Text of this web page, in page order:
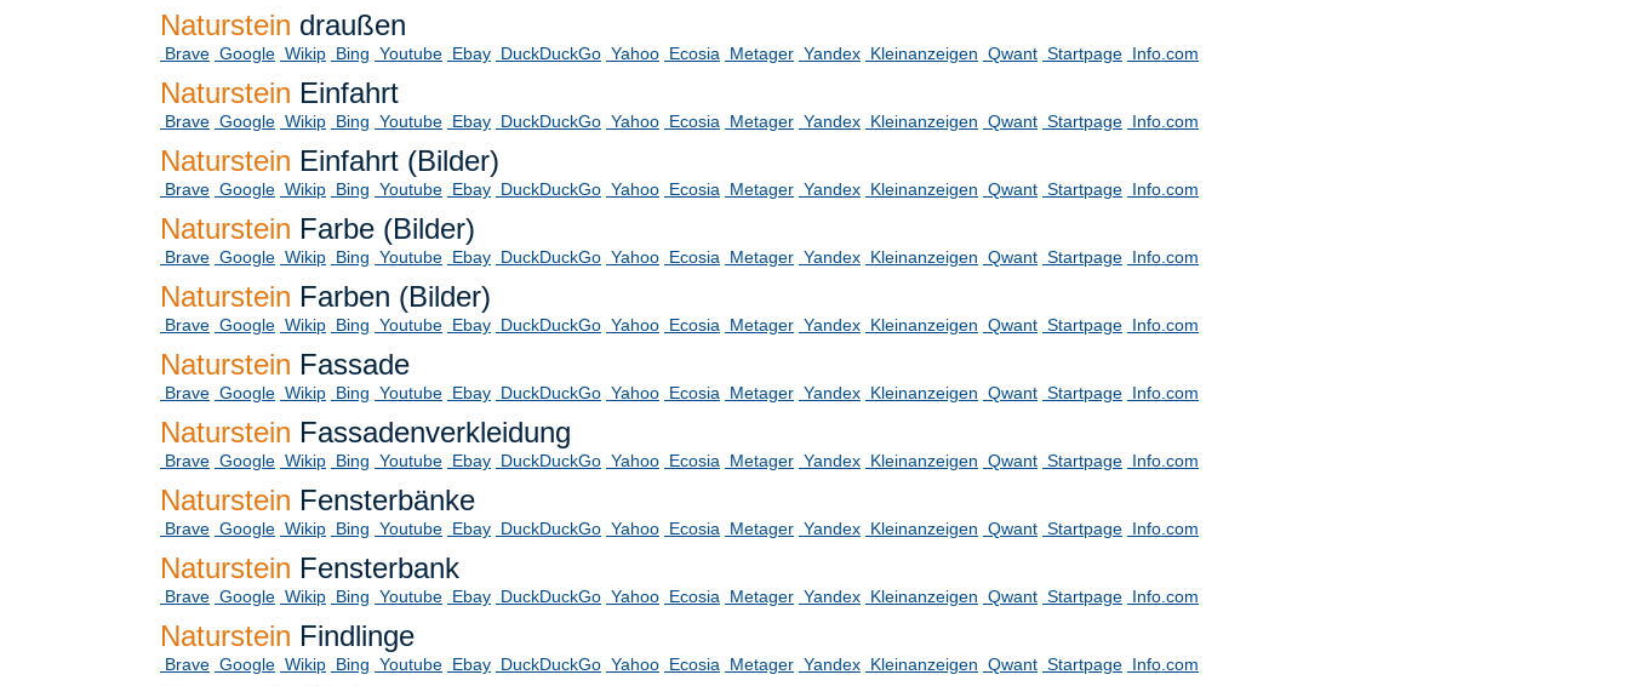
Naturstein draußen
Brave Google Wikip Bing Youtube Ebay DuckDuckGo Yahoo Ecosia Metager Yandex Kleinanzeigen Qwant Startpage Info.com
Naturstein Einfahrt
Brave Google Wikip Bing Youtube Ebay DuckDuckGo Yahoo Ecosia Metager Yandex Kleinanzeigen Qwant Startpage Info.com
Naturstein Einfahrt (Bilder)
Brave Google Wikip Bing Youtube Ebay DuckDuckGo Yahoo Ecosia Metager Yandex Kleinanzeigen Qwant Startpage Info.com
Naturstein Farbe (Bilder)
Brave Google Wikip Bing Youtube Ebay DuckDuckGo Yahoo Ecosia Metager Yandex Kleinanzeigen Qwant Startpage Info.com
Naturstein Farben (Bilder)
Brave Google Wikip Bing Youtube Ebay DuckDuckGo Yahoo Ecosia Metager Yandex Kleinanzeigen Qwant Startpage Info.com
Naturstein Fassade
Brave Google Wikip Bing Youtube Ebay DuckDuckGo Yahoo Ecosia Metager Yandex Kleinanzeigen Qwant Startpage Info.com
Naturstein Fassadenverkleidung
Brave Google Wikip Bing Youtube Ebay DuckDuckGo Yahoo Ecosia Metager Yandex Kleinanzeigen Qwant Startpage Info.com
Naturstein Fensterbänke
Brave Google Wikip Bing Youtube Ebay DuckDuckGo Yahoo Ecosia Metager Yandex Kleinanzeigen Qwant Startpage Info.com
Naturstein Fensterbank
Brave Google Wikip Bing Youtube Ebay DuckDuckGo Yahoo Ecosia Metager Yandex Kleinanzeigen Qwant Startpage Info.com
Naturstein Findlinge
Brave Google Wikip Bing Youtube Ebay DuckDuckGo Yahoo Ecosia Metager Yandex Kleinanzeigen Qwant Startpage Info.com